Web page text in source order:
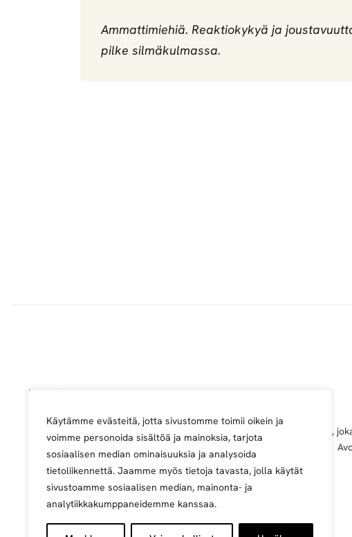
Käytämme evästeitä, jotta sivustomme toimii oikein ja
voimme personoida sisältöä ja mainoksia, tarjota
sosiaalisen median ominaisuuksia ja analysoida
tietoliikennettä. Jaamme myös tietoja tavasta, jolla käytät
sivustoamme sosiaalisen median, mainonta- ja
analytiikkakumppaneidemme kanssaa.
Ammattimiehiä. Reaktiokykyä ja
pilke silmäkulmassa.
Metsä Groupin ylläpitämä palvelu,